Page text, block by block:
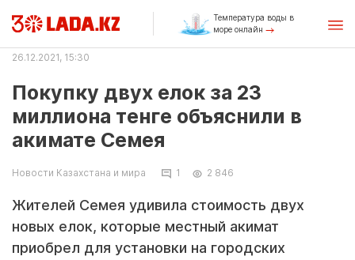
Температура воды в
море онлайн
26.12.2021, 15:30
Покупку двух елок за 23
миллиона тенге объяснили в
акимате Семея
Новости Казахстана и мира 1 2 846
Жителей Семея удивила стоимость двух
новых елок, которые местный акимат
приобрел для установки на городских